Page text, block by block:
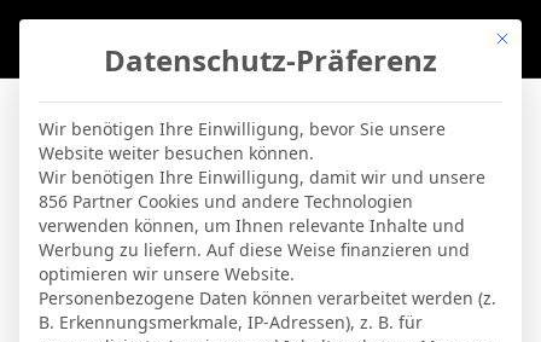
A. Lookman
Micha Sassie 19. April 2026
Ademola Lookman Olajade Alade
Mit
Datenschutz-Präferenz
Wir benötigen Ihre Einwilligung, bevor Sie unsere
Website weiter besuchen können.
Wir benötigen Ihre Einwilligung, damit wir und unsere
856 Partner Cookies und andere Technologien
verwenden können, um Ihnen relevante Inhalte und
Werbung zu liefern. Auf diese Weise finanzieren und
optimieren wir unsere Website.
Personenbezogene Daten können verarbeitet werden (z.
B. Erkennungsmerkmale, IP-Adressen), z. B. für